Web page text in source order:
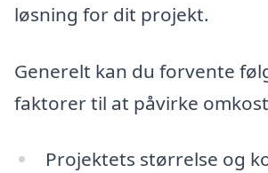
løsning for dit projekt.
Generelt kan du forvente
faktorer til at påvirke
Projektets størrelse og